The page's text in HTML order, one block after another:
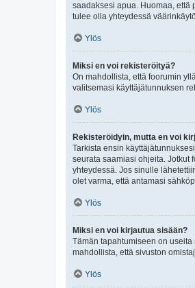
saadaksesi apua. Huomaa, että
tulee olla yhteydessä
Ylös
Miksi en voi rekisteröityä?
On mahdollista, että foorumin
valitsemasi käyttäjätunnuksen
Ylös
Rekisteröidyin, mutta en voi
Tarkista ensin
seurata saamiasi ohjeita. Jotkut
yhteydessä. Jos sinulle
olet varma, että antamasi
Ylös
Miksi en voi kirjautua sisään?
Tämän tapahtumiseen on
mahdollista, että sivuston
Ylös